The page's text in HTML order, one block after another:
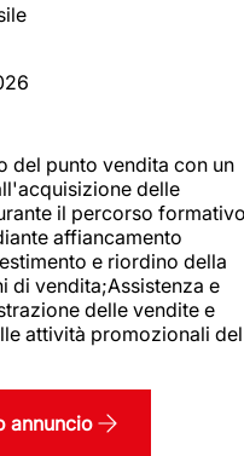
del punto vendita con un
delle
il percorso
affiancamento
e riordino della
di vendita;Assistenza e
delle vendite e
attività promozionali del
annuncio